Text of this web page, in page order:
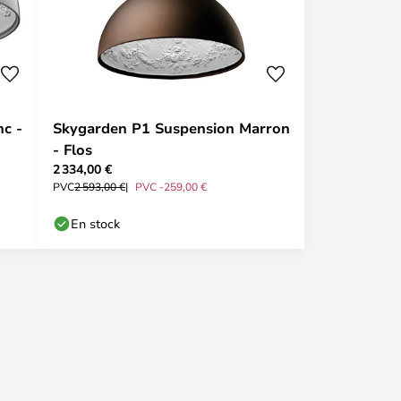
-
Skygarden P1 Suspension Marron
- Flos
2 334,00 €
PVC2 593,00 € PVC -259,00 €
En stock